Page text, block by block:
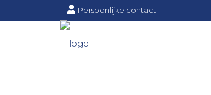
Persoonlijke contact